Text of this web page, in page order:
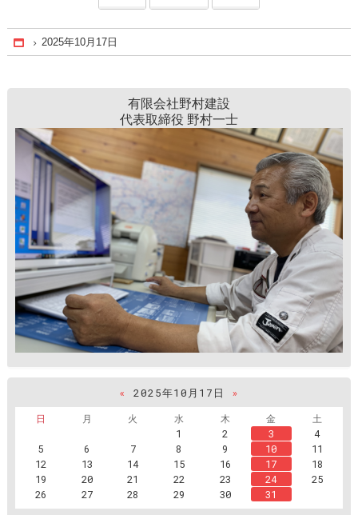
Home
2025年10月17日
有限会社野村建設
代表取締役 野村一士
« 2025年10月17日
»
日
月 火 水 木 金
土
1
2 3
4
5
6 7 8 9 10
11
12
13 14 15 16 17
18
19
20 21 22 23 24
25
26
27 28 29 30 31